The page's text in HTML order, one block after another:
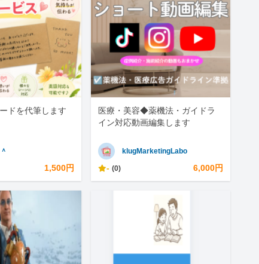
ドを代筆します
1,500円
医療・美容◆薬機法・ガイドラ
イン対応動画編集します
klugMarketingLabo
- (0) 6,000円